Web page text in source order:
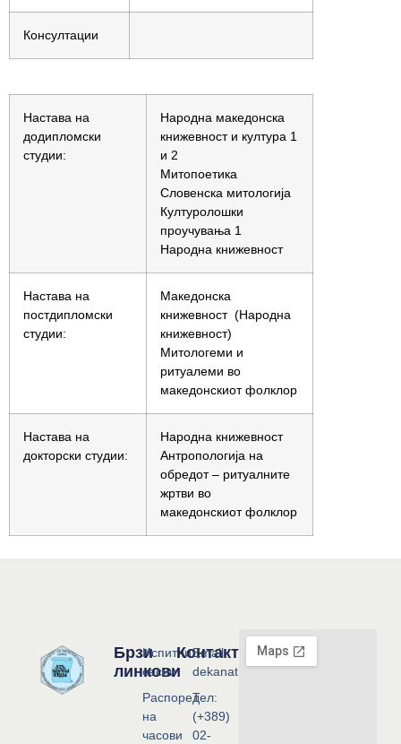
Консултации
Настава на
додипломски
студии:
Народна македонска
книжевност и култура 1
и 2
Митопоетика
Словенска митологија
Културолошки
проучувања 1
Народна книжевност
Настава на
постдипломски
студии:
Македонска
книжевност (Народна
книжевност)
Митологеми и
ритуалеми во
македонскиот фолклор
Настава на
докторски студии:
Народна книжевност
Антропологија на
обредот – ритуалните
жртви во
македонскиот фолклор
Брзи
линкови
Испитни
сесии
Распоред
на
часови
Контакт
Email:
dekanat@flf.ukim.edu.mk
Тел:
(+389)
02-